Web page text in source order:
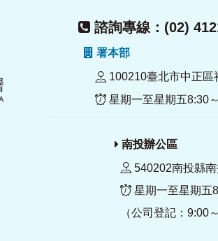
諮詢專線：(02)
署本部
100210臺北市中正區
星期一至星期五8:30
南投辦公區
540202南投縣
星期一至星期五
（公司登記：9:00